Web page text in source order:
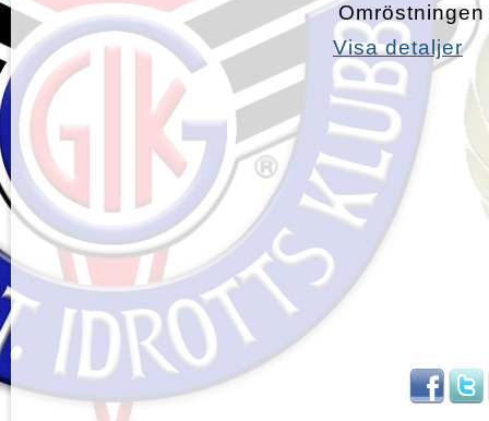
Visa detaljer